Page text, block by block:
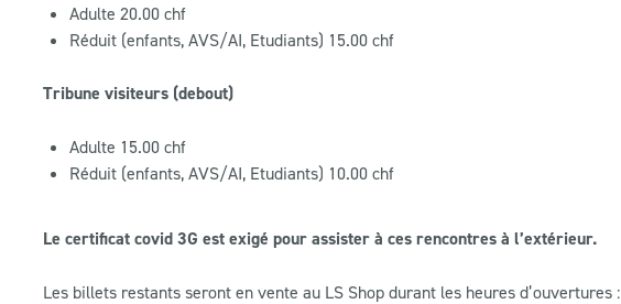
Adulte 20.00 chf
Réduit (enfants, AVS/AI, Etudiants) 15.00 chf
Tribune visiteurs (debout)
Adulte 15.00 chf
Réduit (enfants, AVS/AI, Etudiants) 10.00 chf
Le certificat covid 3G est exigé pour assister à ces rencontres à l’extérieur.
Les billets restants seront en vente au LS Shop durant les heures d’ouvertures :